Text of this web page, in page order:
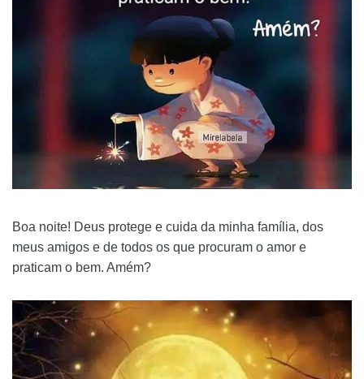
Boa noite! Deus protege e cuida da minha família, dos
meus amigos e de todos os que procuram o amor e
praticam o bem. Amém?